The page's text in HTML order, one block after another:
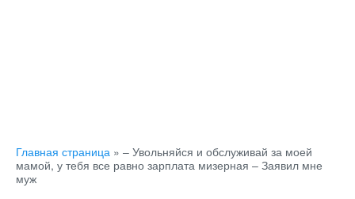
Главная страница » – Увольняйся и обслуживай за моей
мамой, у тебя все равно зарплата мизерная – Заявил мне
муж